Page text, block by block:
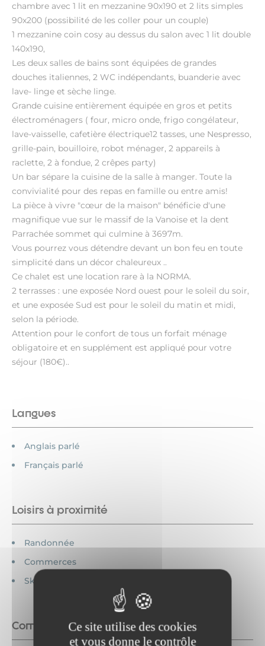
Ce site utilise des cookies
et vous donne le contrôle
chambre avec 1 lit en mezzanine 90x190 et 2 lits simples
90x200 (possibilité de les coller pour un couple)
1 mezzanine coin cosy au dessus du salon avec 1 lit double
140x190,
Les deux salles de bains sont équipées de grandes
douches italiennes, 2 WC indépendants, buanderie avec
lave- linge et sèche linge.
Grande cuisine entièrement équipée en gros et petits
électroménagers ( four, micro onde, frigo congélateur,
lave-vaisselle, cafetière électrique12 tasses, une Nespresso,
grille-pain, bouilloire, robot ménager, 2 appareils à
raclette, 2 à fondue, 2 crêpes party)
Un bar sépare la cuisine de la salle à manger. Toute la
convivialité pour des repas en famille ou entre amis!
La pièce à vivre "cœur de la maison" bénéficie d'une
magnifique vue sur le massif de la Vanoise et la dent
Parrachée sommet qui culmine à 3697m.
Vous pourrez vous détendre devant un bon feu en toute
simplicité dans un décor chaleureux ..
Ce chalet est une location rare à la NORMA.
2 terrasses : une exposée Nord ouest pour le soleil du soir,
et une exposée Sud est pour le soleil du matin et midi,
selon la période.
Attention pour le confort de tous un forfait ménage
obligatoire et en supplément est appliqué pour votre
séjour (180€)..
Langues
Anglais parlé
Français parlé
Loisirs à proximité
Randonnée
Commerces
Ski alpin
Commodités